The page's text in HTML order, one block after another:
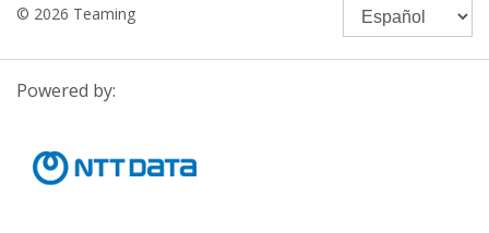
© 2026 Teaming
Powered by: